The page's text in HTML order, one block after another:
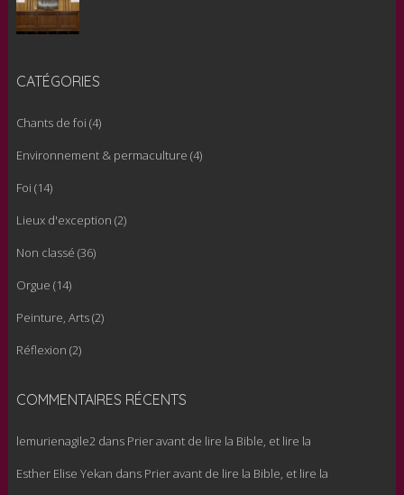
CATÉGORIES
Chants de foi (4)
Environnement & permaculture (4)
Foi (14)
Lieux d'exception (2)
Non classé (36)
Orgue (14)
Peinture, Arts(2)
Réflexion (2)
COMMENTAIRES RÉCENTS
lemurienagile2dans Prier avant de lire la Bible, et lire la
Esther Elise Yekan dans Prier avant de lire la Bible, et lire la